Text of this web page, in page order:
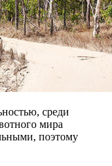
среди
мира
поэтому